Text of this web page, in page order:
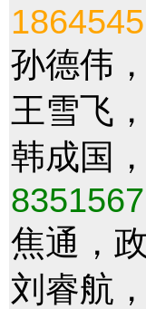
孙德伟
王雪飞
韩成国
8351567
焦通，
刘睿航